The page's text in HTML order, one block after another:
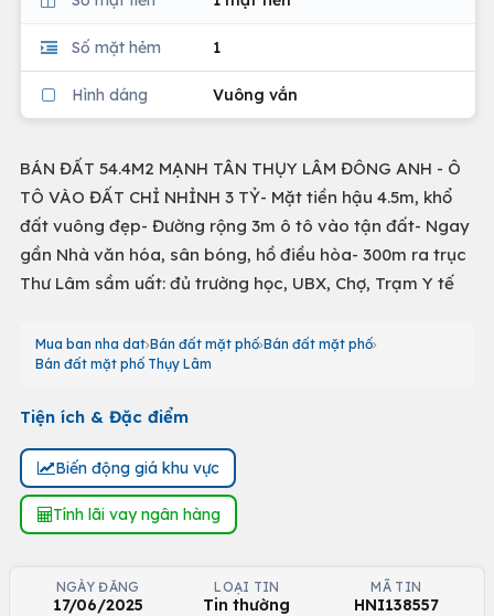
Số mặt hẻm 1
Hình dáng Vuông vắn
BÁN ĐẤT 54.4M2 MẠNH TÂN THỤY LÂM ĐÔNG ANH - Ô
TÔ VÀO ĐẤT CHỈ NHỈNH 3 TỶ- Mặt tiền hậu 4.5m, khổ
đất vuông đẹp- Đường rộng 3m ô tô vào tận đất- Ngay
gần Nhà văn hóa, sân bóng, hồ điều hòa- 300m ra trục
Thư Lâm sầm uất: đủ trường học, UBX, Chợ, Trạm Y tế
Mua ban nha dat Bán đất mặt phố Bán đất mặt phố
Bán đất mặt phố Thụy Lâm
Tiện ích & Đặc điểm
Biến động giá khu vực
Tính lãi vay ngân hàng
NGÀY ĐĂNG
17/06/2025
LOẠI TIN
Tin thường
MÃ TIN
HNI138557